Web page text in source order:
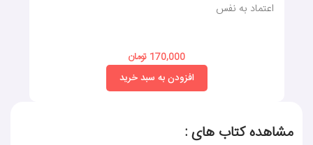
اعتماد به نفس
170,000 تومان
افزودن به سبد خرید
مشاهده کتاب های :